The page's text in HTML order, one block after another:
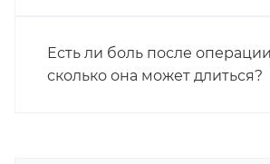
Есть ли боль после
сколько она может длиться?